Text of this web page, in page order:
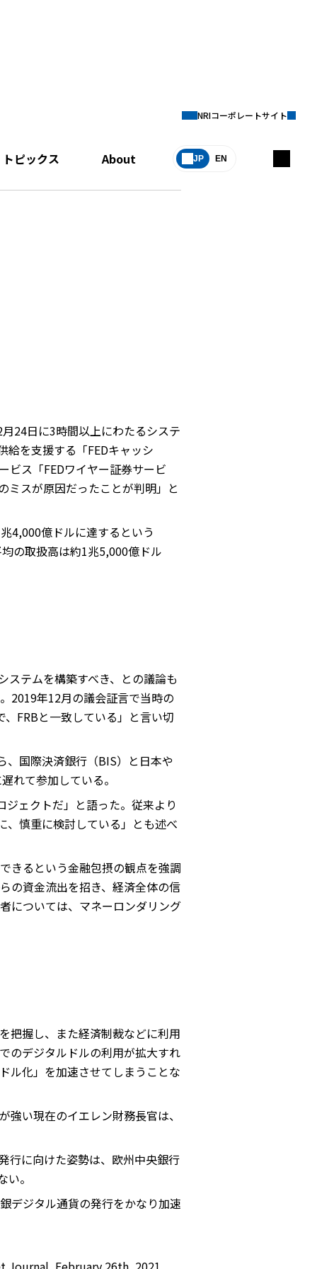
トピックス About JP EN
NRIコーポレートサイト
24日に3時間以上にわたるシステ
給を支援する「FEDキャッシ
ビス「FEDワイヤー証券サービ
ミスが原因だったことが判明」と
4,000億ドルに達するという
の取扱高は約1兆5,000億ドル
ステムを構築すべき、との議論も
2019年12月の議会証言で当時の
FRBと一致している」と言い切
、国際決済銀行（BIS）と日本や
れて参加している。
ェクトだ」と語った。従来より
、慎重に検討している」とも述べ
きるという金融包摂の観点を強調
の資金流出を招き、経済全体の信
については、マネーロンダリング
把握し、また経済制裁などに利用
のデジタルドルの利用が拡大すれ
ル化」を加速させてしまうことな
い現在のイエレン財務長官は、
行に向けた姿勢は、欧州中央銀行
。
デジタル通貨の発行をかなり加速